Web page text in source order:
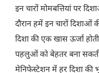
इन चारों मोमबत्तियां पर
दौरान हमें इन चारों दिशाओं
दिशा की एक खास ऊर्जा
पहलुओं को बेहतर बना सकती
मेनिफेस्टेशन में हर दिशा की